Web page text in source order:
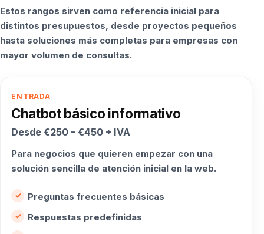
Estos rangos sirven como referencia inicial para
distintos presupuestos, desde proyectos pequeños
hasta soluciones más completas para empresas con
mayor volumen de consultas.
ENTRADA
Chatbot básico informativo
Desde €250 – €450 + IVA
Para negocios que quieren empezar con una
solución sencilla de atención inicial en la web.
Preguntas frecuentes básicas
Respuestas predefinidas